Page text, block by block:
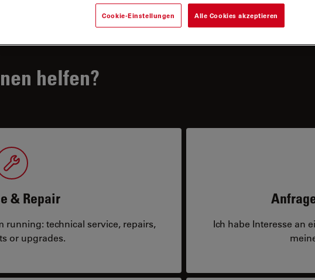
helfen?
& Repair
running: technical service, repairs,
or upgrades.
Ich habe Interesse an
Cookie-Einstellungen Alle Cookies akzeptieren